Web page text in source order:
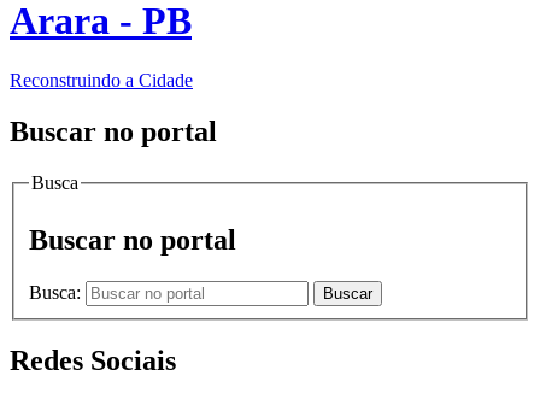
Arara - PB
Reconstruindo a Cidade
Buscar no portal
Busca
Buscar no portal
Busca: Buscar
Redes Sociais